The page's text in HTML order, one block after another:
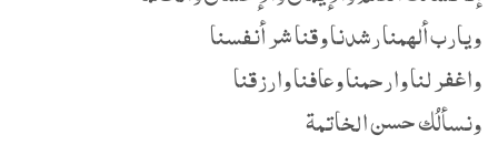
ويارب ألهمنا رشدنا وقنا شر أنفسنا
واغفر لنا وارحمنا وعافنا وارزقنا
ونسألُك حسن الخاتمة